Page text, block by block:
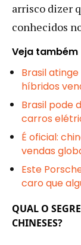
arrisco dizer
conhecidos
Veja também
Brasil
híbridos
Brasil pode
carros
É oficial:
vendas
Este
caro que
QUAL O
CHINESES?